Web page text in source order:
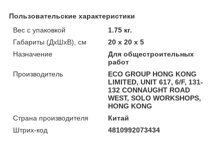
Пользовательские характеристики
Вес с упаковкой
1.75 кг.
Габариты (ДхШхВ), см
20 x 20 x 5
Назначение
Для общестроительных
работ
Производитель
ECO GROUP HONG KONG
LIMITED, UNIT 617, 6/F, 131-
132 CONNAUGHT ROAD
WEST, SOLO WORKSHOPS,
HONG KONG
Страна производителя
Китай
Штрих-код
4810992073434